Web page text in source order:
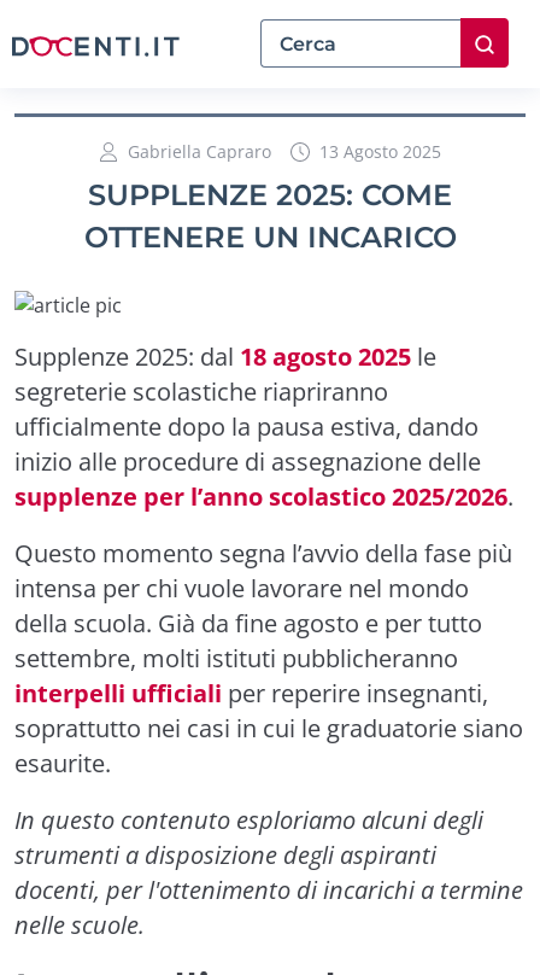
Gabriella Capraro 13 Agosto 2025
SUPPLENZE 2025: COME
OTTENERE UN INCARICO
Supplenze 2025: dal 18 agosto 2025 le
segreterie scolastiche riapriranno
ufficialmente dopo la pausa estiva, dando
inizio alle procedure di assegnazione delle
supplenze per l’anno scolastico 2025/2026.
Questo momento segna l’avvio della fase più
intensa per chi vuole lavorare nel mondo
della scuola. Già da fine agosto e per tutto
settembre, molti istituti pubblicheranno
interpelli ufficiali per reperire insegnanti,
soprattutto nei casi in cui le graduatorie siano
esaurite.
In questo contenuto esploriamo alcuni degli
strumenti a disposizione degli aspiranti
docenti, per l'ottenimento di incarichi a termine
nelle scuole.